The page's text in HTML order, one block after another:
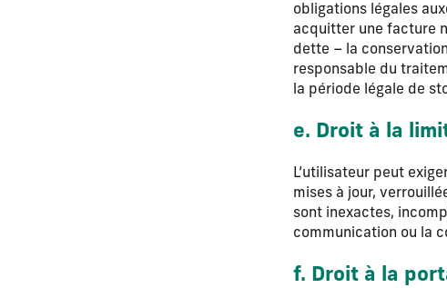
obligations légales
acquitter une facture
dette – la
responsable du
la période légale de
e. Droit à la
L’utilisateur peut
mises à jour,
sont inexactes,
communication ou la
f. Droit à la